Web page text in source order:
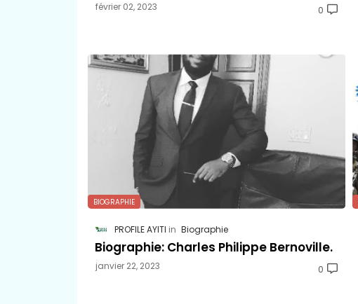
février 02, 2023 0
BIOGRAPHIE
PROFILE AYITI Biographie
Biographie: Charles Philippe Bernoville.
janvier 22, 2023 0